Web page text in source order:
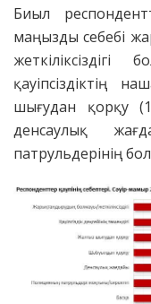
Биыл
маңызды себебі
қауіпсіздіктің
шығудан қорқу
денсаулық
патрульдерінің